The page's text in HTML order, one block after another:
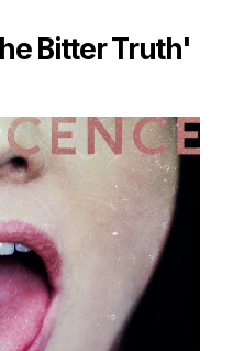
Bitter Truth'